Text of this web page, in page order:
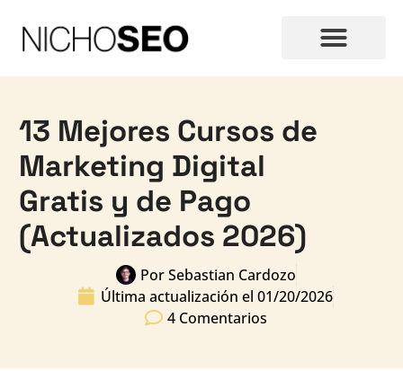
13 Mejores Cursos de
Marketing Digital
Gratis y de Pago
(Actualizados 2026)
PorSebastian Cardozo
Última actualización el 01/20/2026
4 Comentarios